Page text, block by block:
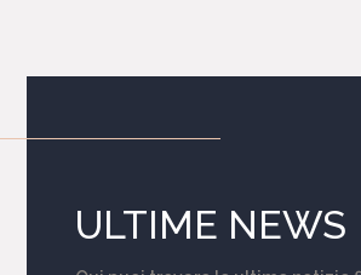
ULTIME NEWS